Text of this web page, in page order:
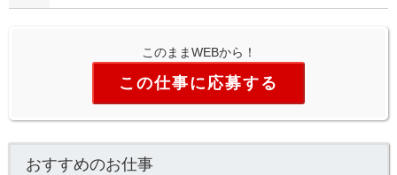
このままWEBから！
この仕事に応募する
おすすめのお仕事